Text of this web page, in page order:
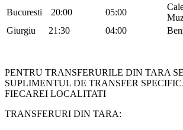
Bucuresti 20:00 05:00
Giurgiu
21:30 04:00
PENTRU TRANSFERURILE DIN TARA
SUPLIMENTUL DE TRANSFER
FIECAREI LOCALITATI
TRANSFERURI DIN TARA: